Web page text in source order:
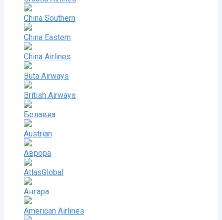
China Southern
China Eastern
China Airlines
Buta Airways
British Airways
Белавиа
Austrian
Аврора
AtlasGlobal
Ангара
American Airlines